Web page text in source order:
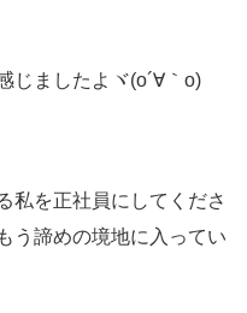
じましたよヾ(o´∀｀o)
私を正社員にしてくださ
う諦めの境地に入ってい